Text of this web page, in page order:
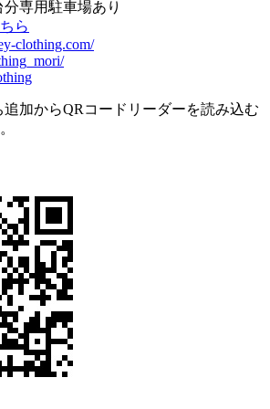
専用駐車場あり
ら
clothing.com/
加からQRコードリーダーを読み込む